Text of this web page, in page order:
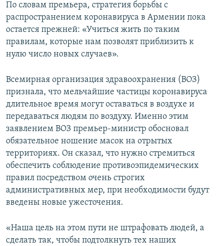
По словам премьера, стратегия борьбы с
распространением коронавируса в Армении пока
остается прежней: «Учиться жить по таким
правилам, которые нам позволят приблизить к
нулю число новых случаев».
Всемирная организация здравоохранения (ВОЗ)
признала, что мельчайшие частицы коронавируса
длительное время могут оставаться в воздухе и
передаваться людям по воздуху. Именно этим
заявлением ВОЗ премьер-министр обосновал
обязательное ношение масок на отрытых
территориях. Он сказал, что нужно стремиться
обеспечить соблюдение противоэпидемических
правил посредством очень строгих
административных мер, при необходимости будут
введены новые ужесточения.
«Наша цель на этом пути не штрафовать людей, а
сделать так, чтобы подтолкнуть тех наших